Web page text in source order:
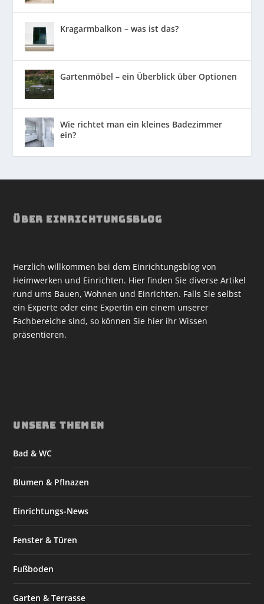
Kragarmbalkon – was ist das?
Gartenmöbel – ein Überblick über Optionen
Wie richtet man ein kleines Badezimmer
ein?
ÜBER EINRICHTUNGSBLOG
Herzlich willkommen bei dem Einrichtungsblog von
Heimwerken und Einrichten. Hier finden Sie diverse Artikel
rund ums Bauen, Wohnen und Einrichten. Falls Sie selbst
ein Experte oder eine Expertin ein einem unserer
Fachbereiche sind, so können Sie hier ihr Wissen
präsentieren.
UNSERE THEMEN
Bad & WC
Blumen & Pflnazen
Einrichtungs-News
Fenster & Türen
Fußboden
Garten & Terrasse